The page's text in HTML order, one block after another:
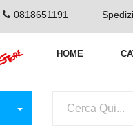
0818651191
HOME